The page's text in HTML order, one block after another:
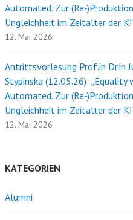
Automated. Zur (Re-
Ungleichheit im Zeitalter der
12. Mai 2026
Antrittsvorlesung Prof.in Dr.in
Stypinska (12.05.26):
Automated. Zur (Re-
Ungleichheit im Zeitalter der
12. Mai 2026
KATEGORIEN
Alumni